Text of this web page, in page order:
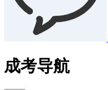
成考导航